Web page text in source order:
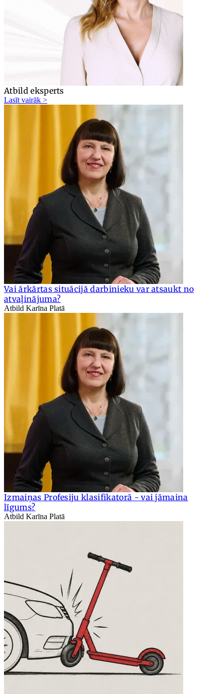
Atbild eksperts
Lasīt vairāk >
Vai ārkārtas situācijā darbinieku var atsaukt no
atvaļinājuma?
Atbild Karīna Platā
Izmaiņas Profesiju klasifikatorā - vai jāmaina
līgums?
Atbild Karīna Platā